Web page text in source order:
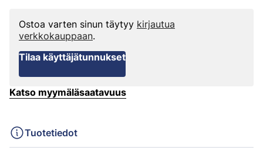
Ostoa varten sinun täytyy kirjautua
verkkokauppaan.
Tilaa käyttäjätunnukset
Katso myymäläsaatavuus
Tuotetiedot